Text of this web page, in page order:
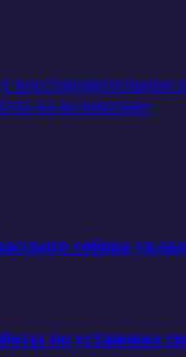
восстановительные
на колокольне
собора
по установке